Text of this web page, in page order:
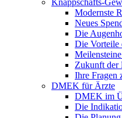
Knappschafts-
Modernste
Neues
Die
Die Vorteile
Zukunft der
Ihre Fragen
DMEK für Ärzte
DMEK im
Die